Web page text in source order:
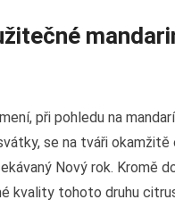
při pohledu na
se na tváři okamžitě
Nový rok. Kromě
kvality tohoto druhu